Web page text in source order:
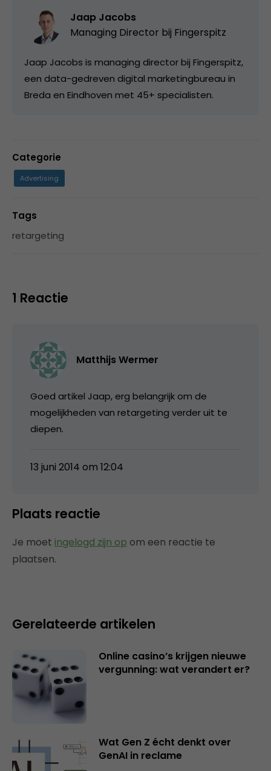
Jaap Jacobs
Managing Director bij Fingerspitz
Jaap Jacobs is managing director bij Fingerspitz,
een data-gedreven digital marketingbureau in
Breda en Eindhoven met 45+ specialisten.
Categorie
Advertising
Tags
retargeting
1 Reactie
Matthijs Wermer
Goed artikel Jaap, erg belangrijk om de
mogelijkheden van retargeting verder uit te
diepen.
13 juni 2014 om 12:04
Plaats reactie
Je moet ingelogd zijn op om een reactie te
plaatsen.
Gerelateerde artikelen
Online casino’s krijgen nieuwe
vergunning: wat verandert er?
Wat Gen Z écht denkt over
GenAI in reclame